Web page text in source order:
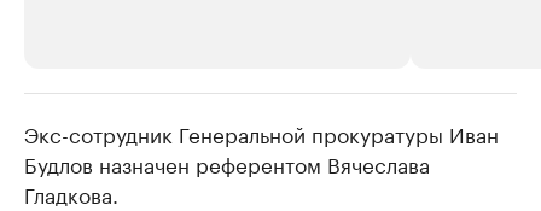
Делитесь новостями бизнеса на РБК
Управляйте страницей компании и развивайте личные
Крупнейшие
Экс-сотрудник Генеральной прокуратуры Иван
Будлов назначен референтом Вячеслава
Гладкова.